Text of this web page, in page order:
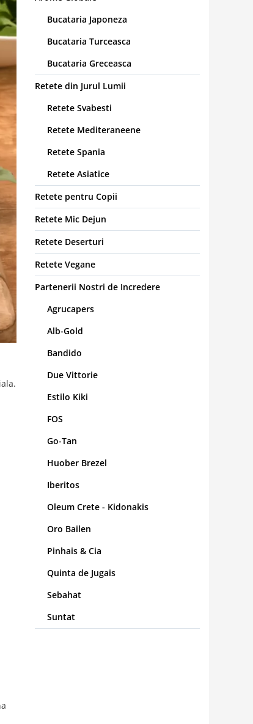
Bucataria Japoneza
Bucataria Turceasca
Bucataria Greceasca
Retete din Jurul Lumii
Retete Svabesti
Retete Mediteraneene
Retete Spania
Retete Asiatice
Retete pentru Copii
Retete Mic Dejun
Retete Deserturi
Retete Vegane
Partenerii Nostri de Incredere
Agrucapers
Alb-Gold
Bandido
Due Vittorie
Estilo Kiki
FOS
Go-Tan
Huober Brezel
Iberitos
Oleum Crete - Kidonakis
Oro Bailen
Pinhais & Cia
Quinta de Jugais
Sebahat
Suntat